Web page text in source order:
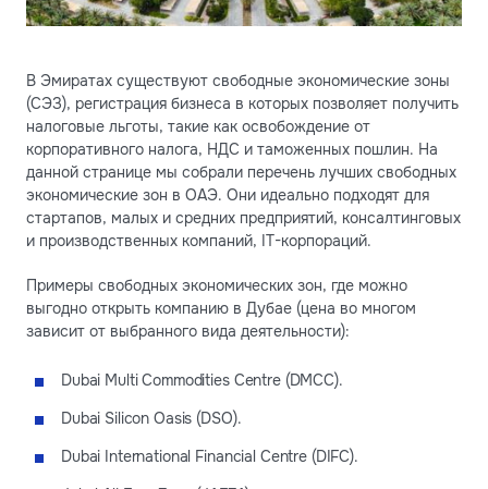
В Эмиратах существуют свободные экономические зоны
(СЭЗ), регистрация бизнеса в которых позволяет получить
налоговые льготы, такие как освобождение от
корпоративного налога, НДС и таможенных пошлин. На
данной странице мы собрали перечень лучших свободных
экономические зон в ОАЭ. Они идеально подходят для
стартапов, малых и средних предприятий, консалтинговых
и производственных компаний, IT-корпораций.
Примеры свободных экономических зон, где можно
выгодно открыть компанию в Дубае (цена во многом
зависит от выбранного вида деятельности):
Dubai Multi Commodities Centre (DMCC).
Dubai Silicon Oasis (DSO).
Dubai International Financial Centre (DIFC).